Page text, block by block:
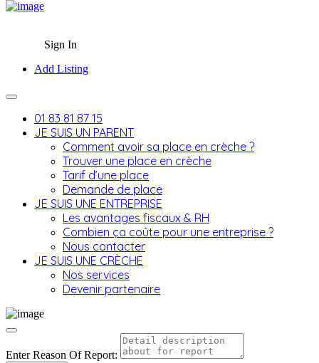
Sign In
Add Listing
01 83 81 87 15
JE SUIS UN PARENT
Comment avoir sa place en crèche ?
Trouver une place en crèche
Tarif d’une place
Demande de place
JE SUIS UNE ENTREPRISE
Les avantages fiscaux & RH
Combien ça coûte pour une entreprise ?
Nous contacter
JE SUIS UNE CRÈCHE
Nos services
Devenir partenaire
Enter Reason Of Report: